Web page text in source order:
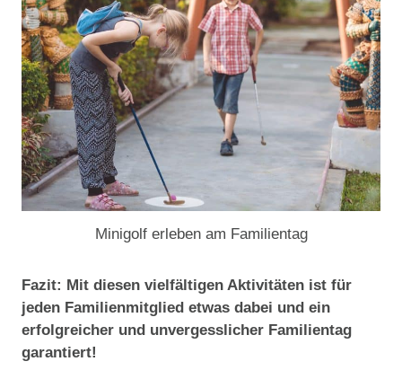
Minigolf erleben am Familientag
Fazit: Mit diesen vielfältigen Aktivitäten ist für
jeden Familienmitglied etwas dabei und ein
erfolgreicher und unvergesslicher Familientag
garantiert!